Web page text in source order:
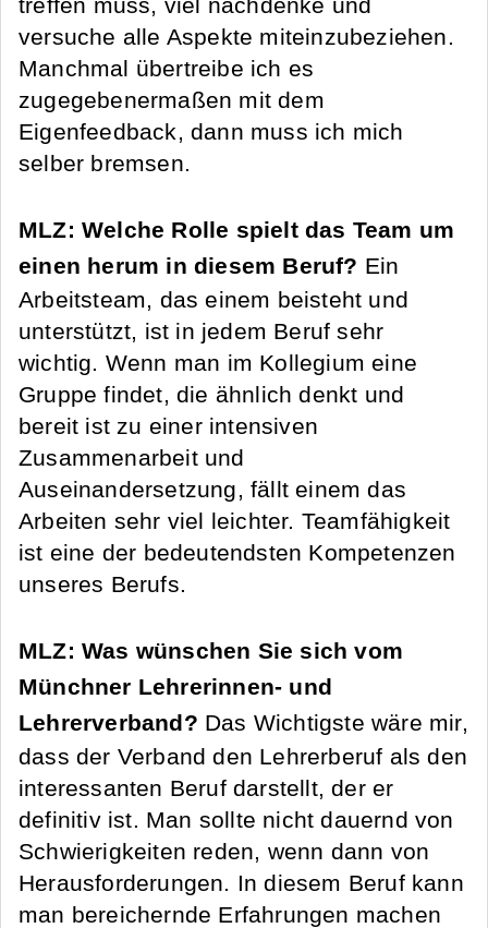
versuche alle Aspekte miteinzubeziehen.
Manchmal übertreibe ich es
zugegebenermaßen mit dem
Eigenfeedback, dann muss ich mich
selber bremsen.
MLZ: Welche Rolle spielt das Team um
einen herum in diesem Beruf? Ein
Arbeitsteam, das einem beisteht und
unterstützt, ist in jedem Beruf sehr
wichtig. Wenn man im Kollegium eine
Gruppe findet, die ähnlich denkt und
bereit ist zu einer intensiven
Zusammenarbeit und
Auseinandersetzung, fällt einem das
Arbeiten sehr viel leichter. Teamfähigkeit
ist eine der bedeutendsten Kompetenzen
unseres Berufs.
MLZ: Was wünschen Sie sich vom
Münchner Lehrerinnen- und
Lehrerverband? Das Wichtigste wäre mir,
dass der Verband den Lehrerberuf als den
interessanten Beruf darstellt, der er
definitiv ist. Man sollte nicht dauernd von
Schwierigkeiten reden, wenn dann von
Herausforderungen. In diesem Beruf kann
man bereichernde Erfahrungen machen